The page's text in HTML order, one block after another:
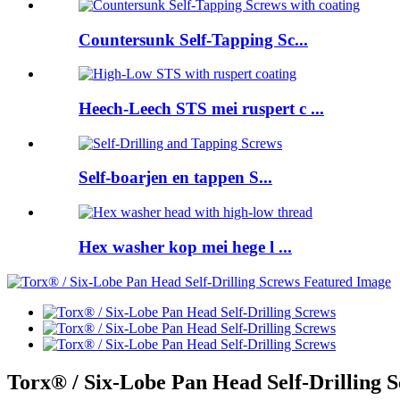
Countersunk Self-Tapping Sc...
Heech-Leech STS mei ruspert c ...
Self-boarjen en tappen S...
Hex washer kop mei hege l ...
Torx® / Six-Lobe Pan Head Self-Drilling